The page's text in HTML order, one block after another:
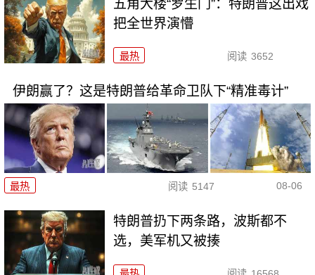
五角大楼“罗生门”：特朗普这出戏
把全世界演懵
最热 阅读 3652
伊朗赢了？这是特朗普给革命卫队下“精准毒计”
最热 阅读 5147 08-06
特朗普扔下两条路，波斯都不
选，美军机又被揍